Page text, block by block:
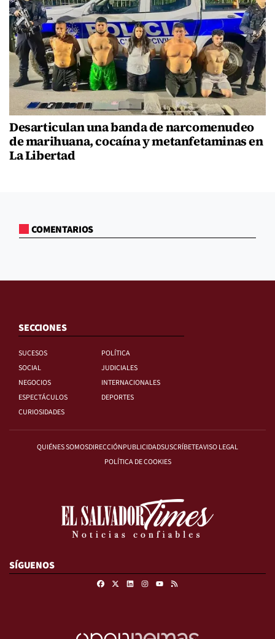
Desarticulan una banda de narcomenudeo
de marihuana, cocaína y metanfetaminas en
La Libertad
COMENTARIOS
SECCIONES
SUCESOS
POLÍTICA
SOCIAL
JUDICIALES
NEGOCIOS
INTERNACIONALES
ESPECTÁCULOS
DEPORTES
CURIOSIDADES
QUIÉNES SOMOSDIRECCIÓNPUBLICIDADSUSCRÍBETEAVISO LEGAL
POLÍTICA DE COOKIES
SÍGUENOS
FacebookLinkedinInstagram